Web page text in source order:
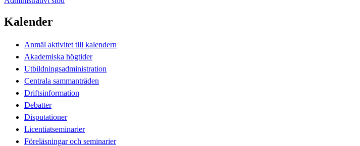
Kalender
Anmäl aktivitet till kalendern
Akademiska högtider
Utbildningsadministration
Centrala sammanträden
Driftsinformation
Debatter
Disputationer
Licentiatseminarier
Föreläsningar och seminarier